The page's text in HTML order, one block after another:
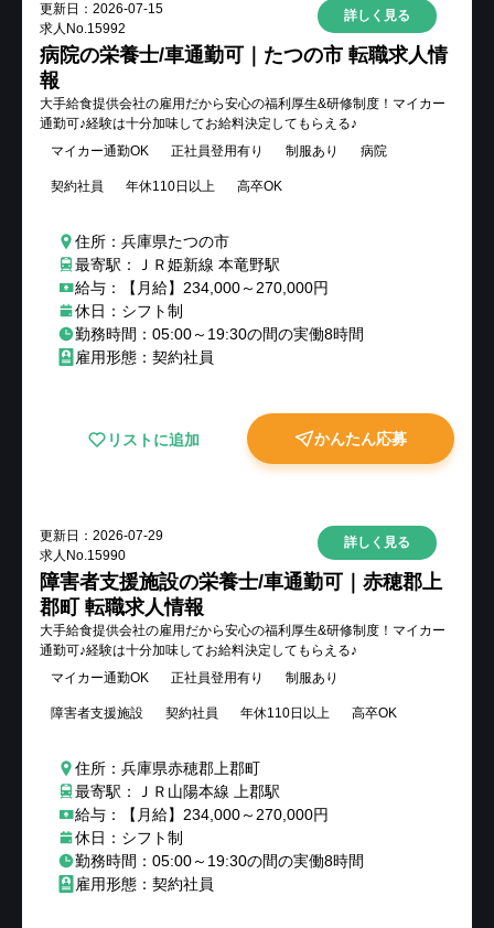
更新日： 2026-07-15
求人No.15992
詳しく見る
病院の栄養士/車通勤可｜たつの市 転職求人情
報
大手給食提供会社の雇用だから安心の福利厚生&研修制度！マイカー
通勤可♪経験は十分加味してお給料決定してもらえる♪
マイカー通勤OK
正社員登用有り 制服あり 病院
契約社員 年休110日以上 高卒OK
住所：兵庫県たつの市
最寄駅：ＪＲ姫新線 本竜野駅
給与：【月給】234,000～270,000円
休日：シフト制
勤務時間：05:00～19:30の間の実働8時間
雇用形態：契約社員
リストに追加 かんたん応募
更新日： 2026-07-29
求人No.15990
詳しく見る
障害者支援施設の栄養士/車通勤可｜赤穂郡上
郡町 転職求人情報
大手給食提供会社の雇用だから安心の福利厚生&研修制度！マイカー
通勤可♪経験は十分加味してお給料決定してもらえる♪
マイカー通勤OK
正社員登用有り 制服あり
障害者支援施設 契約社員 年休110日以上 高卒OK
住所：兵庫県赤穂郡上郡町
最寄駅：ＪＲ山陽本線 上郡駅
給与：【月給】234,000～270,000円
休日：シフト制
勤務時間：05:00～19:30の間の実働8時間
雇用形態：契約社員